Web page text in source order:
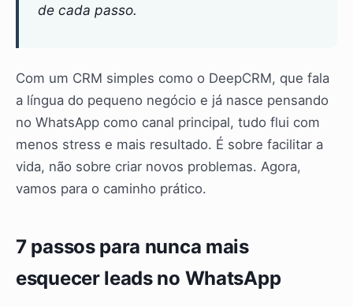
de cada passo.
Com um CRM simples como o DeepCRM, que fala
a língua do pequeno negócio e já nasce pensando
no WhatsApp como canal principal, tudo flui com
menos stress e mais resultado. É sobre facilitar a
vida, não sobre criar novos problemas. Agora,
vamos para o caminho prático.
7 passos para nunca mais
esquecer leads no WhatsApp